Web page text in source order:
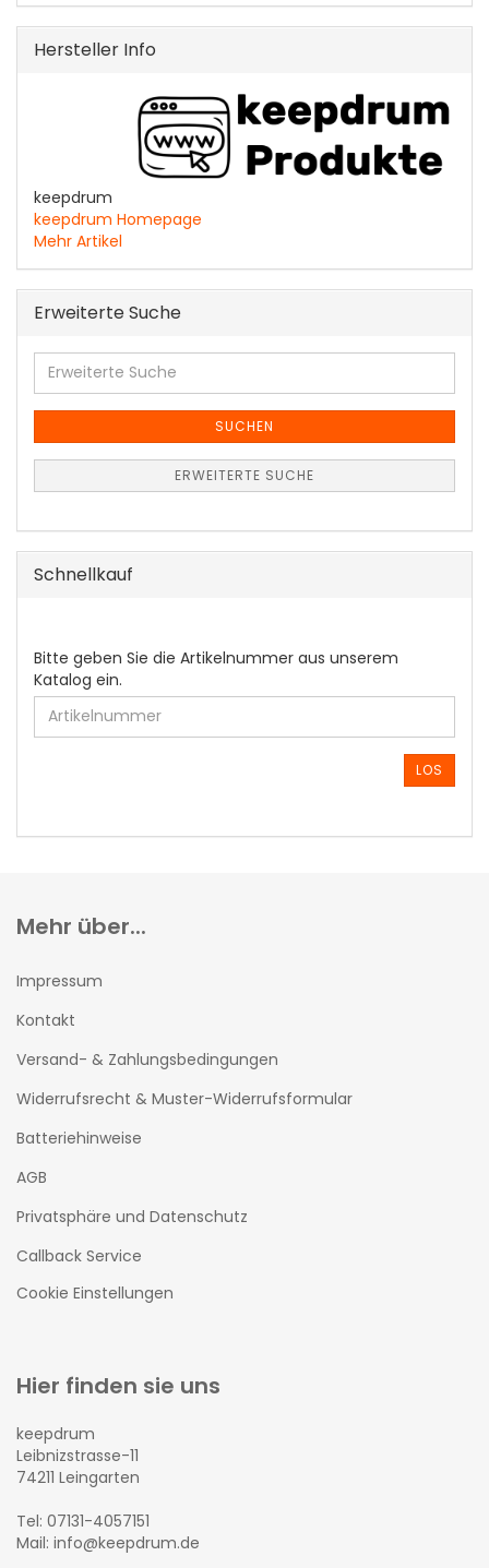
Hersteller Info
keepdrum
keepdrum Homepage
Mehr Artikel
Erweiterte Suche
Erweiterte
Suche
SUCHEN
ERWEITERTE SUCHE
Schnellkauf
BITTE
GEBEN
SIE
DIE
ARTIKELNUMMER
EIN.
Bitte geben Sie die Artikelnummer aus unserem
Katalog ein.
LOS
Mehr über...
Impressum
Kontakt
Versand- & Zahlungsbedingungen
Widerrufsrecht & Muster-Widerrufsformular
Batteriehinweise
AGB
Privatsphäre und Datenschutz
Callback Service
Cookie Einstellungen
Hier finden sie uns
keepdrum
Leibnizstrasse-11
74211 Leingarten
Tel: 07131-4057151
Mail: info@keepdrum.de